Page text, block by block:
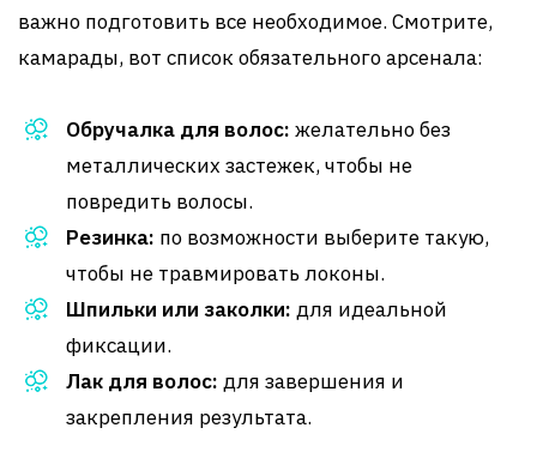
важно подготовить все необходимое. Смотрите,
камарады, вот список обязательного арсенала:
Обручалка для волос: желательно без
металлических застежек, чтобы не
повредить волосы.
Резинка: по возможности выберите такую,
чтобы не травмировать локоны.
Шпильки или заколки: для идеальной
фиксации.
Лак для волос: для завершения и
закрепления результата.